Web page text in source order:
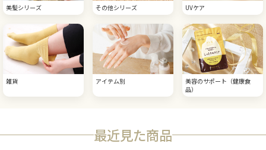
美髪シリーズ その他シリーズ UVケア
雑貨 アイテム別
美容のサポート（健康食
品）
最近見た商品